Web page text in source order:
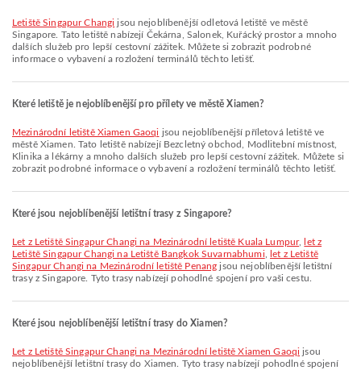
Letiště Singapur Changi jsou nejoblíbenější odletová letiště ve městě
Singapore. Tato letiště nabízejí Čekárna, Salonek, Kuřácký prostor a mnoho
dalších služeb pro lepší cestovní zážitek. Můžete si zobrazit podrobné
informace o vybavení a rozložení terminálů těchto letišť.
Které letiště je nejoblíbenější pro přílety ve městě Xiamen?
Mezinárodní letiště Xiamen Gaoqi jsou nejoblíbenější příletová letiště ve
městě Xiamen. Tato letiště nabízejí Bezcletný obchod, Modlitební místnost,
Klinika a lékárny a mnoho dalších služeb pro lepší cestovní zážitek. Můžete si
zobrazit podrobné informace o vybavení a rozložení terminálů těchto letišť.
Které jsou nejoblíbenější letištní trasy z Singapore?
let z Letiště Singapur Changi na Mezinárodní letiště Kuala Lumpur,
let z
Letiště Singapur Changi na Letiště Bangkok Suvarnabhumi
let z Letiště
Singapur Changi na Mezinárodní letiště Penang jsou nejoblíbenější letištní
trasy z Singapore. Tyto trasy nabízejí pohodlné spojení pro vaši cestu.
Které jsou nejoblíbenější letištní trasy do Xiamen?
let z Letiště Singapur Changi na Mezinárodní letiště Xiamen Gaoqi jsou
nejoblíbenější letištní trasy do Xiamen. Tyto trasy nabízejí pohodlné spojení